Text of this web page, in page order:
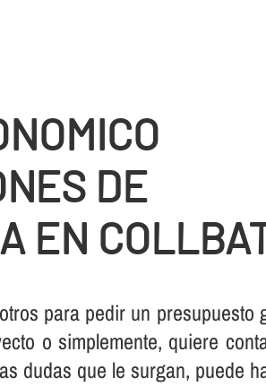
DE
EN
para pedir un presupuesto
o simplemente, quiere
dudas que le surgan, puede